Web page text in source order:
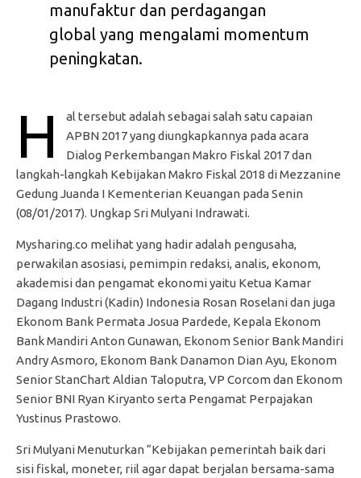
manufaktur dan perdagangan
global yang mengalami momentum
peningkatan.
H
al tersebut adalah sebagai salah satu capaian
APBN 2017 yang diungkapkannya pada acara
Dialog Perkembangan Makro Fiskal 2017 dan
langkah-langkah Kebijakan Makro Fiskal 2018 di Mezzanine
Gedung Juanda I Kementerian Keuangan pada Senin
(08/01/2017). Ungkap Sri Mulyani Indrawati.
Mysharing.co melihat yang hadir adalah pengusaha,
perwakilan asosiasi, pemimpin redaksi, analis, ekonom,
akademisi dan pengamat ekonomi yaitu Ketua Kamar
Dagang Industri (Kadin) Indonesia Rosan Roselani dan juga
Ekonom Bank Permata Josua Pardede, Kepala Ekonom
Bank Mandiri Anton Gunawan, Ekonom Senior Bank Mandiri
Andry Asmoro, Ekonom Bank Danamon Dian Ayu, Ekonom
Senior StanChart Aldian Taloputra, VP Corcom dan Ekonom
Senior BNI Ryan Kiryanto serta Pengamat Perpajakan
Yustinus Prastowo.
Sri Mulyani Menuturkan “Kebijakan pemerintah baik dari
sisi fiskal, moneter, riil agar dapat berjalan bersama-sama